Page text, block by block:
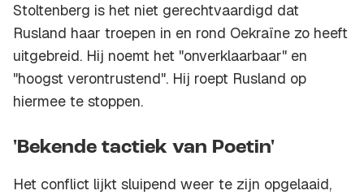
Stoltenberg is het niet gerechtvaardigd dat
Rusland haar troepen in en rond Oekraïne zo heeft
uitgebreid. Hij noemt het "onverklaarbaar" en
"hoogst verontrustend". Hij roept Rusland op
hiermee te stoppen.
'Bekende tactiek van Poetin'
Het conflict lijkt sluipend weer te zijn opgelaaid,